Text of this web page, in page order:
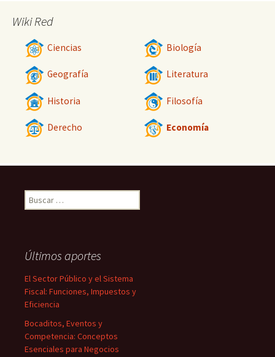
Wiki Red
Ciencias Biología
Geografía Literatura
Historia Filosofía
Derecho Economía
Buscar:
Últimos aportes
El Sector Público y el Sistema
Fiscal: Funciones, Impuestos y
Eficiencia
Bocaditos, Eventos y
Competencia: Conceptos
Esenciales para Negocios